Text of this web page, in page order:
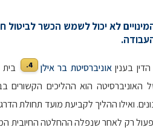
לא יכול לשמש הכשר לביטול
בעניןאוניברסיטת בר אילן 4.
בית
של האוניברסיטה הוא ההליכים
ואילו ההליך לקביעת מועד תחולת
רק לאחר שנפלה ההחלטה החיובית